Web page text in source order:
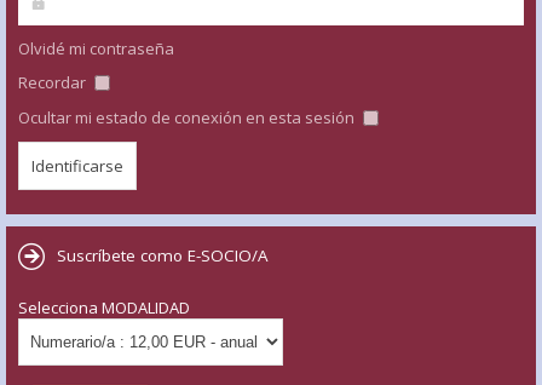
Olvidé mi contraseña
Recordar
Ocultar mi estado de conexión en esta sesión
Suscríbete como E-SOCIO/A
Selecciona MODALIDAD